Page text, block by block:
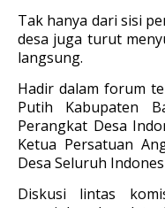
Tak hanya dari sisi
desa juga turut
langsung.
Hadir dalam forum
Putih Kabupaten
Perangkat Desa
Ketua Persatuan
Desa Seluruh
Diskusi lintas